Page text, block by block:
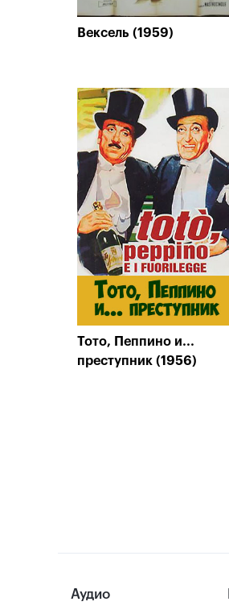
Вексель (1959)
Тото, Пеппино и...
преступник (1956)
Аудио